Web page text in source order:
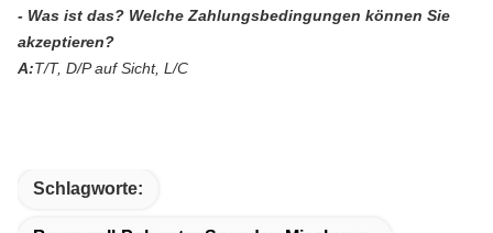
- Was ist das? Welche Zahlungsbedingungen können Sie
akzeptieren?
A:T/T, D/P auf Sicht, L/C
Schlagworte: